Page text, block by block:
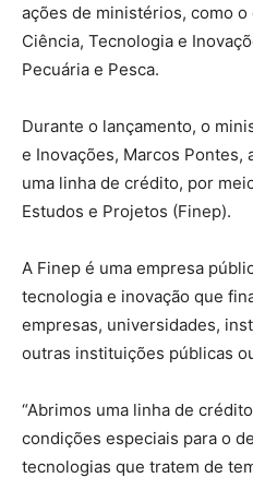
ações de ministérios, como
Ciência, Tecnologia e
Pecuária e Pesca.
Durante o lançamento, o
e Inovações, Marcos Pontes,
uma linha de crédito, por
Estudos e Projetos (Finep).
A Finep é uma empresa
tecnologia e inovação que
empresas, universidades,
outras instituições públicas
“Abrimos uma linha de
condições especiais para o
tecnologias que tratem de